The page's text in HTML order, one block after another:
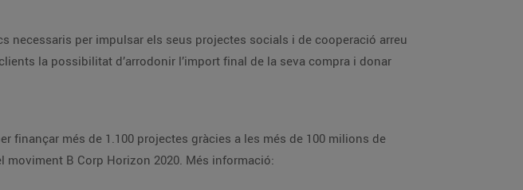
necessaris per impulsar els seus projectes socials i de cooperació arreu
la possibilitat d’arrodonir l’import final de la seva compra i donar
finançar més de 1.100 projectes gràcies a les més de 100 milions de
B Corp Horizon 2020. Més informació: